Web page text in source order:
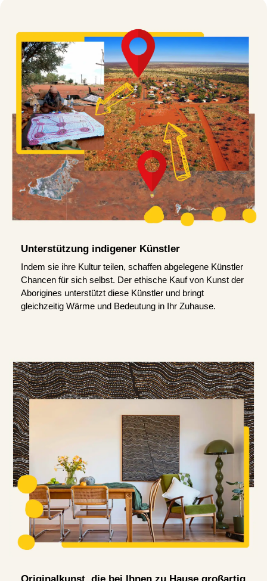
Unterstützung indigener Künstler
Indem sie ihre Kultur teilen, schaffen abgelegene Künstler
Chancen für sich selbst. Der ethische Kauf von Kunst der
Aborigines unterstützt diese Künstler und bringt
gleichzeitig Wärme und Bedeutung in Ihr Zuhause.